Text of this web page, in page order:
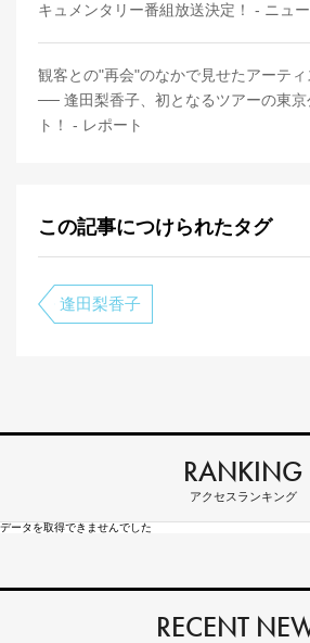
キュメンタリー番組放送決定！ - ニュ
観客との"再会"のなかで見せたアーテ
── 逢田梨香子、初となるツアーの東
ト！ - レポート
この記事につけられたタグ
逢田梨香子
RANKING
アクセスランキング
データを取得できませんでした
RECENT